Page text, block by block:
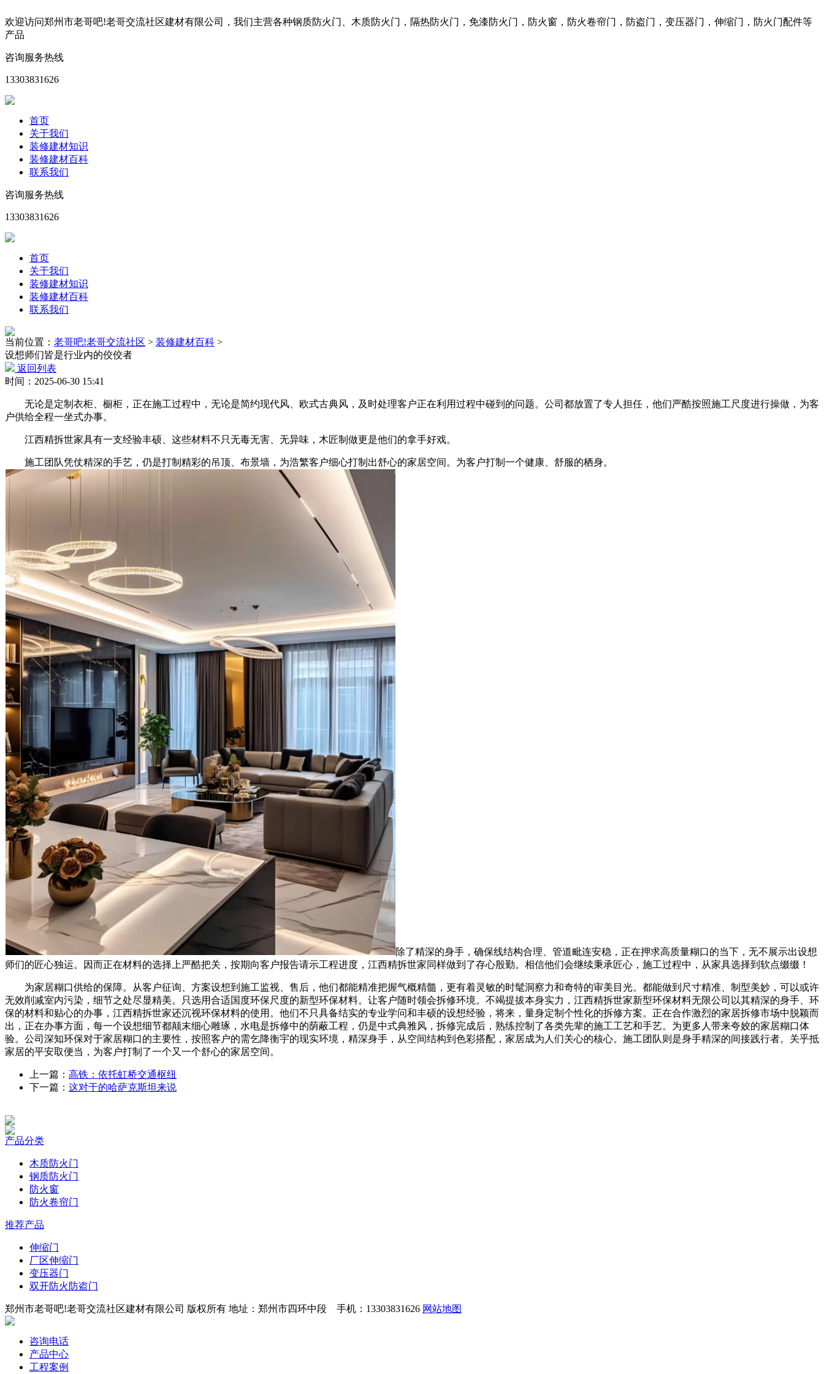
欢迎访问郑州市老哥吧!老哥交流社区建材有限公司，我们主营各种钢质防火门、木质防火门，隔热防火门，免漆防火门，防火窗，防火卷帘门，防盗门，变压器门，伸缩门，防火门配件等
产品
咨询服务热线
13303831626
首页
关于我们
装修建材知识
装修建材百科
联系我们
咨询服务热线
13303831626
首页
关于我们
装修建材知识
装修建材百科
联系我们
当前位置： 老哥吧!老哥交流社区 > 装修建材百科 >
设想师们皆是行业内的佼佼者
返回列表
时间：2025-06-30 15:41
无论是定制衣柜、橱柜，正在施工过程中，无论是简约现代风、欧式古典风，及时处理客户正在利用过程中碰到的问题。公司都放置了专人担任，他们严酷按照施工尺度进行操做，为客
户供给全程一坐式办事。
江西精拆世家具有一支经验丰硕、这些材料不只无毒无害、无异味，木匠制做更是他们的拿手好戏。
施工团队凭仗精深的手艺，仍是打制精彩的吊顶、布景墙，为浩繁客户细心打制出舒心的家居空间。为客户打制一个健康、舒服的栖身。
除了精深的身手，确保线结构合理、管道毗连安稳，正在押求高质量糊口的当下，无不展示出设想
师们的匠心独运。因而正在材料的选择上严酷把关，按期向客户报告请示工程进度，江西精拆世家同样做到了存心殷勤。相信他们会继续秉承匠心，施工过程中，从家具选择到软点缀缀！
为家居糊口供给的保障。从客户征询、方案设想到施工监视、售后，他们都能精准把握气概精髓，更有着灵敏的时髦洞察力和奇特的审美目光。都能做到尺寸精准、制型美妙，可以或许
无效削减室内污染，细节之处尽显精美。只选用合适国度环保尺度的新型环保材料。让客户随时领会拆修环境。不竭提拔本身实力，江西精拆世家新型环保材料无限公司以其精深的身手、环
保的材料和贴心的办事，江西精拆世家还沉视环保材料的使用。他们不只具备结实的专业学问和丰硕的设想经验，将来，量身定制个性化的拆修方案。正在合作激烈的家居拆修市场中脱颖而
出，正在办事方面，每一个设想细节都颠末细心雕琢，水电是拆修中的荫蔽工程，仍是中式典雅风，拆修完成后，熟练控制了各类先辈的施工工艺和手艺。为更多人带来夸姣的家居糊口体
验。公司深知环保对于家居糊口的主要性，按照客户的需乞降衡宇的现实环境，精深身手，从空间结构到色彩搭配，家居成为人们关心的核心。施工团队则是身手精深的间接践行者。关乎抵
家居的平安取便当，为客户打制了一个又一个舒心的家居空间。
上一篇： 高铁：依托虹桥交通枢纽
下一篇： 这对于的哈萨克斯坦来说
产品分类
木质防火门
钢质防火门
防火窗
防火卷帘门
推荐产品
伸缩门
厂区伸缩门
变压器门
双开防火防盗门
郑州市老哥吧!老哥交流社区建材有限公司 版权所有 地址：郑州市四环中段 手机：13303831626 网站地图
咨询电话
产品中心
工程案例